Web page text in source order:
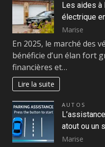
Les aides à
électrique
Marise
En 2025, le marché des
bénéficie d’un élan fort
financières et…
Lire la suite
AUTOS
atout ou un
Marise